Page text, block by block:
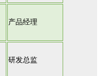
产品经理
研发总监